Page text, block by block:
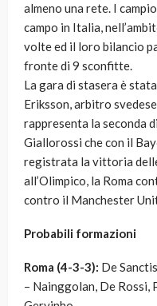
almeno una rete. I
campo in Italia,
volte ed il loro bilancio
fronte di 9 sconfitte.
La gara di stasera è
Eriksson, arbitro
rappresenta la seconda
Giallorossi che con il
registrata la vittoria
all’Olimpico, la Roma
contro il Manchester
Probabili formazioni
Roma (4-3-3): De
– Nainggolan, De Rossi,